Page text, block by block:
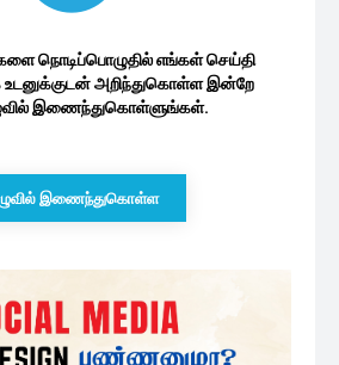
நொடிப்பொழுதில் எங்கள் செய்தி
உடனுக்குடன் அறிந்துகொள்ள இன்றே
இணைந்துகொள்ளுங்கள்.
இணைந்துகொள்ள